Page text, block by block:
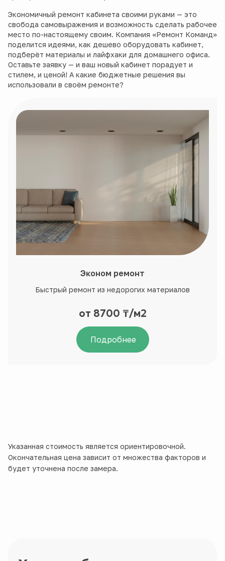
Экономичный ремонт кабинета своими руками — это
свобода самовыражения и возможность сделать рабочее
место по-настоящему своим. Компания «Ремонт Команд»
поделится идеями, как дешево оборудовать кабинет,
подберёт материалы и лайфхаки для домашнего офиса.
Оставьте заявку — и ваш новый кабинет порадует и
стилем, и ценой! А какие бюджетные решения вы
использовали в своём ремонте?
Эконом ремонт
Быстрый ремонт из недорогих материалов
от 8700 ₸/м2
Подробнее
Указанная стоимость является ориентировочной.
Окончательная цена зависит от множества факторов и
будет уточнена после замера.